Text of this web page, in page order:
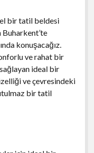
bir tatil beldesi
Buharkent’te
konuşacağız.
ve rahat bir
ideal bir
ve çevresindeki
bir tatil